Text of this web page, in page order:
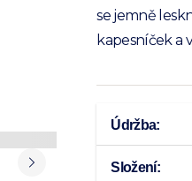
se jemně
kapesníček a
Údržba:
Složení: